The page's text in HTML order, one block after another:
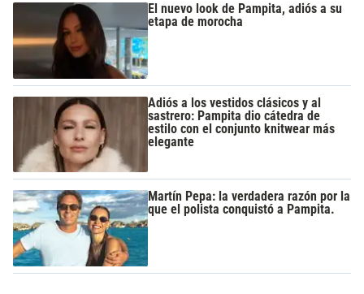
El nuevo look de Pampita, adiós a su
etapa de morocha
Adiós a los vestidos clásicos y al
sastrero: Pampita dio cátedra de
estilo con el conjunto knitwear más
elegante
Martín Pepa: la verdadera razón por la
que el polista conquistó a Pampita.